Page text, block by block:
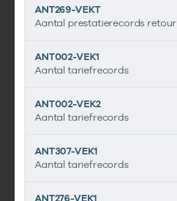
ANT269-VEKT
Aantal prestatierecords retour
ANT002-VEK1
Aantal tariefrecords
ANT002-VEK2
Aantal tariefrecords
ANT307-VEK1
Aantal tariefrecords
ANT276-VEK1